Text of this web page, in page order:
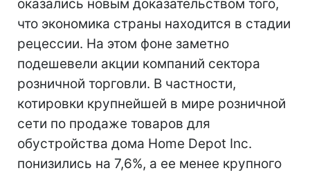
оказались новым доказательством того,
что экономика страны находится в стадии
рецессии. На этом фоне заметно
подешевели акции компаний сектора
розничной торговли. В частности,
котировки крупнейшей в мире розничной
сети по продаже товаров для
обустройства дома Home Depot Inc.
понизились на 7,6%, а ее менее крупного